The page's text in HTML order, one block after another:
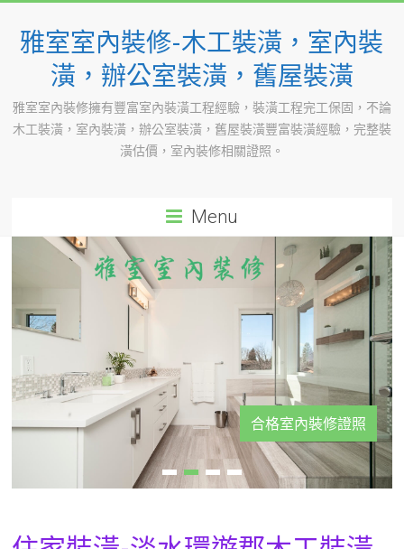
content
雅室室內裝修-木工裝潢，室內裝
潢，辦公室裝潢，舊屋裝潢
雅室室內裝修擁有豐富室內裝潢工程經驗，裝潢工程完工保固，不論
木工裝潢，室內裝潢，辦公室裝潢，舊屋裝潢豐富裝潢經驗，完整裝
潢估價，室內裝修相關證照。
Menu
合格室內裝修證照